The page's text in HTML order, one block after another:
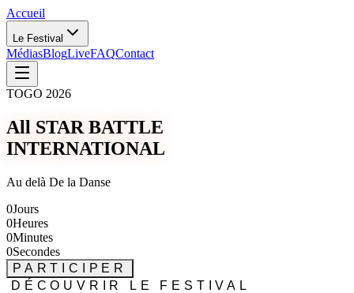
Accueil
Le Festival
MédiasBlogLiveFAQContact
TOGO 2026
All STAR BATTLE
INTERNATIONAL
Au delà De la Danse
0Jours
0Heures
0Minutes
0Secondes
PARTICIPER
DÉCOUVRIR LE FESTIVAL